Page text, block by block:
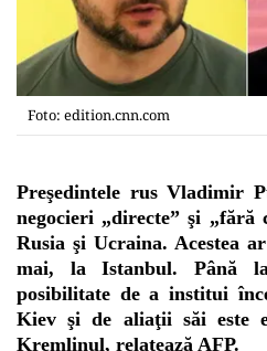
Foto: edition.cnn.com
Preşedintele rus Vladimir
negocieri „directe” şi
Rusia şi Ucraina. Acestea
mai, la Istanbul. Până
posibilitate de a institui
Kiev şi de aliaţii săi este
Kremlinul, relatează AFP.